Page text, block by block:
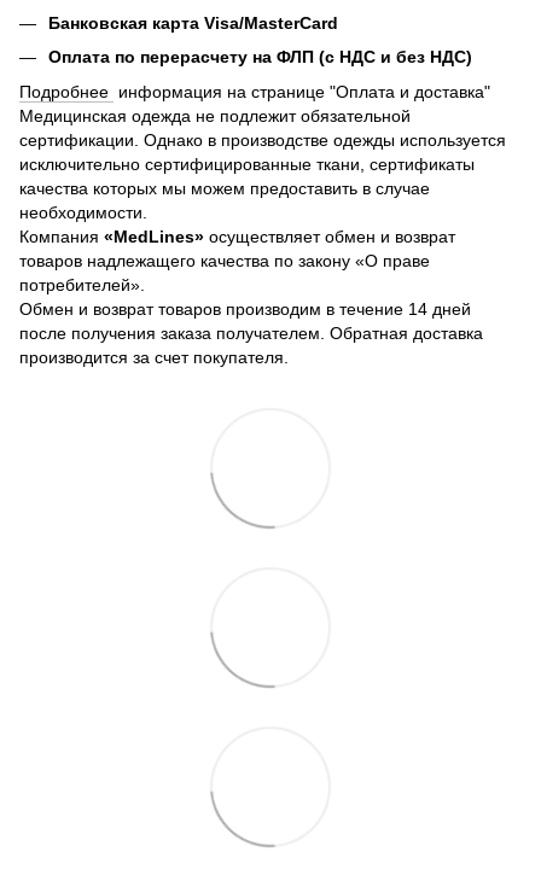
Банковская карта Visa/MasterCard
Оплата по перерасчету на ФЛП (с НДС и без НДС)
Подробнее информация на странице "Оплата и доставка"
Медицинская одежда не подлежит обязательной
сертификации. Однако в производстве одежды используется
исключительно сертифицированные ткани, сертификаты
качества которых мы можем предоставить в случае
необходимости.
Компания «MedLines» осуществляет обмен и возврат
товаров надлежащего качества по закону «О праве
потребителей».
Обмен и возврат товаров производим в течение 14 дней
после получения заказа получателем. Обратная доставка
производится за счет покупателя.